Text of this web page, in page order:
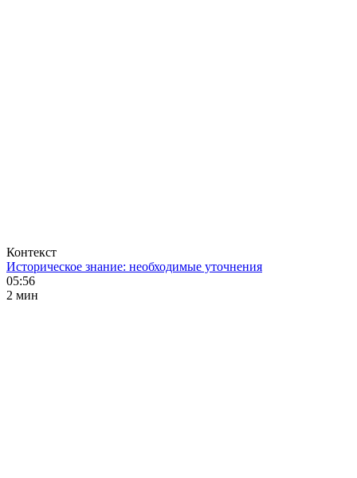
Контекст
Историческое знание: необходимые уточнения
05:56
2 мин